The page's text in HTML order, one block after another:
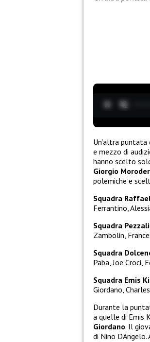
Un’altra puntata
e mezzo di
hanno scelto
Giorgio
polemiche e
Squadra
Ferrantino,
Squadra Pezzali
Zambolin,
Squadra
Paba, Joe Croci,
Squadra Emis
Giordano,
Durante la
a quelle di Emis
Giordano. Il
di Nino